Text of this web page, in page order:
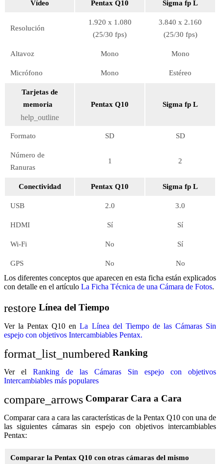
Vídeo Pentax Q10 Sigma fp L
Resolución
1.920 x 1.080
(25/30 fps)
3.840 x 2.160
(25/30 fps)
Altavoz Mono Mono
Micrófono Mono Estéreo
Tarjetas de
memoria
help_outline
Pentax Q10 Sigma fp L
Formato SD SD
Número de
Ranuras
1 2
Conectividad Pentax Q10 Sigma fp L
USB 2.0 3.0
HDMI Sí Sí
Wi-Fi No Sí
GPS No No
Los diferentes conceptos que aparecen en esta ficha están explicados
con detalle en el artículo La Ficha Técnica de una Cámara de Fotos.
restore Línea del Tiempo
Ver la Pentax Q10 enLa Línea del Tiempo de las Cámaras Sin
espejo con objetivos Intercambiables Pentax.
format_list_numbered Ranking
Ver el Ranking de las Cámaras Sin espejo con objetivos
Intercambiables más populares
compare_arrows Comparar Cara a Cara
Comparar cara a cara las características de la Pentax Q10 con una de
las siguientes cámaras sin espejo con objetivos intercambiables
Pentax:
Comparar la Pentax Q10 con otras cámaras del mismo